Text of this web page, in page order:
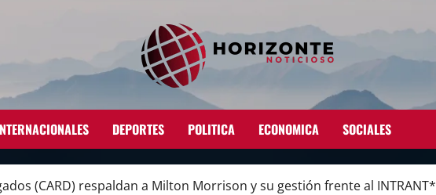
DEPORTES POLITICA ECONOMICA SOCIALES
(CARD) respaldan a Milton Morrison y su gestión frente al INTRANT*